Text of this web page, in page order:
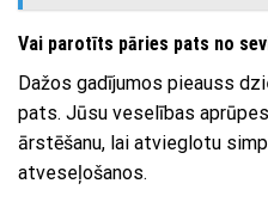
Vai parotīts pāries pats no
Dažos gadījumos pieauss
pats. Jūsu veselības
ārstēšanu, lai atvieglotu
atveseļošanos.